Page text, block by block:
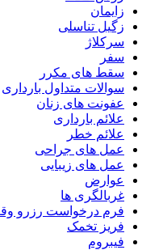
زایمان
زگیل تناسلی
سرکلاژ
سفر
سقط های مکرر
سوالات متداول بارداری
عفونت های زنان
علائم بارداری
علائم خطر
عمل های جراحی
عمل های زیبایی
عوارض
غربالگری ها
فرم درخواست رزرو
فریز تخمک
فیبروم